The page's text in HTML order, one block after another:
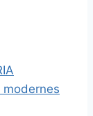
modernes